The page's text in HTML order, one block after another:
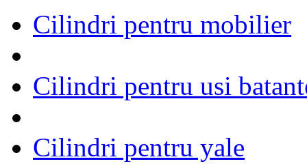
Cilindri pentru mobilier
Cilindri pentru usi
Cilindri pentru yale